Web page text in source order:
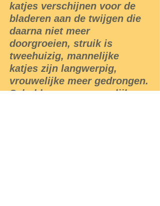
katjes verschijnen voor de
bladeren aan de twijgen die
daarna niet meer
doorgroeien, struik is
tweehuizig, mannelijke
katjes zijn langwerpig,
vrouwelijke meer gedrongen.
Schubben van vrouwelijke